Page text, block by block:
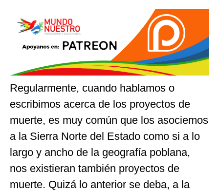
Regularmente, cuando hablamos o
escribimos acerca de los proyectos de
muerte, es muy común que los asociemos
a la Sierra Norte del Estado como si a lo
largo y ancho de la geografía poblana,
nos existieran también proyectos de
muerte. Quizá lo anterior se deba, a la